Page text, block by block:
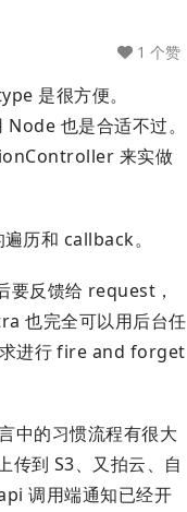
是很方便。
也是合适不过。
来实做
历和 callback。
要反馈给 request，
也完全可以用后台任
求进行 fire and forget
中的习惯流程有很大
传到 S3、又拍云、自
调用端通知已经开
1 个赞